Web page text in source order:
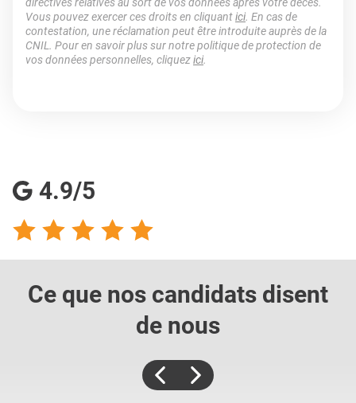
Vous pouvez exercer ces droits en cliquantici. En cas de
contestation, une réclamation peut être introduite auprès de la
CNIL. Pour en savoir plus sur notre politique de protection de
vos données personnelles, cliquezici.
4.9/5
Ce que nos candidats disent
de nous